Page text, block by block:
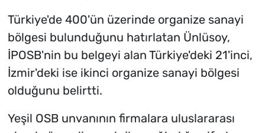
Türkiye'de 400'ün üzerinde organize sanayi
bölgesi bulunduğunu hatırlatan Ünlüsoy,
İPOSB'nin bu belgeyi alan Türkiye'deki 21'inci,
İzmir'deki ise ikinci organize sanayi bölgesi
olduğunu belirtti.
Yeşil OSB unvanının firmalara uluslararası